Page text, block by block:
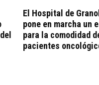
El Hospital de
pone en marcha un
para la comodidad
pacientes